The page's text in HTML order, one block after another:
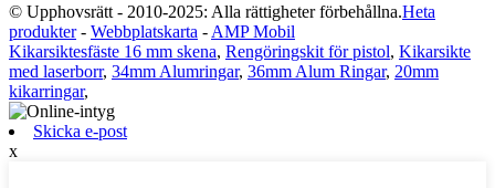
© Upphovsrätt - 2010-2025: Alla rättigheter förbehållna.Heta
produkter- Webbplatskarta - AMP Mobil
Kikarsiktesfäste 16 mm skena, Rengöringskit för pistol, Kikarsikte
med laserborr, 34mm Alumringar, 36mm Alum Ringar, 20mm
kikarringar,
Skicka e-post
x